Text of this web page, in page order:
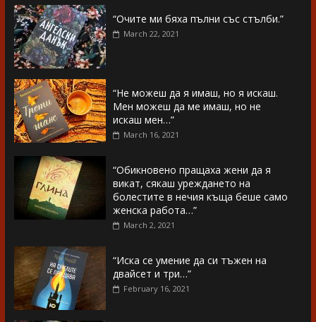
“Очите ми бяха пълни със стълби.”
March 22, 2021
“Не можеш да я имаш, но я искаш.
Мен можеш да ме имаш, но не
искаш мен…”
March 16, 2021
“Обикновено пращаха жени да я
викат, сякаш уреждането на
болестите в нечия къща беше само
женска работа…”
March 2, 2021
“Иска се умение да си тъжен на
двайсет и три…”
February 16, 2021